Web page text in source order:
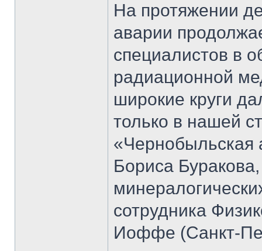
На протяжении
аварии
специалистов в
радиационной
широкие круги
только в нашей
«Чернобыльская
Бориса
сотрудника
Иоффе (Санкт-